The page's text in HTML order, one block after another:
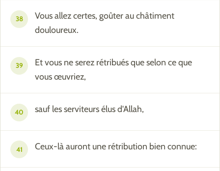
38
Vous allez certes, goûter au châtiment
douloureux.
39
Et vous ne serez rétribués que selon ce que
vous œuvriez,
40 sauf les serviteurs élus d'Allah,
41 Ceux-là auront une rétribution bien connue: